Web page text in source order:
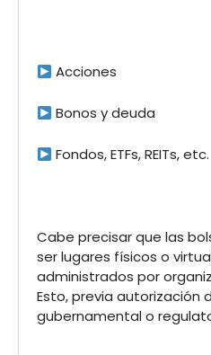
Acciones
Bonos y deuda
Fondos, ETFs, REITs, etc.
Cabe precisar que las
ser lugares físicos o
administrados por
Esto, previa autorización
gubernamental o